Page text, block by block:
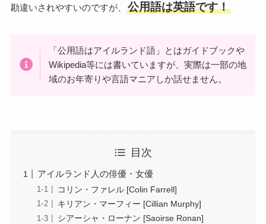
勘違いされやすいのですが、
公用語は英語です！
「公用語はアイルランド語」とはガイドブックや
Wikipedia等には書いていますが、実際は一部の地
域のお年寄りや言語マニアしか話せません。
目次
アイルランド人の俳優・女優
コリン・ファレル [Colin Farrell]
キリアン・マーフィー [Cillian Murphy]
シアーシャ・ローナン [Saoirse Ronan]